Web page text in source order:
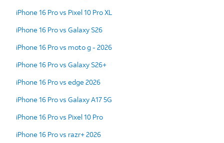
iPhone 16 Pro vs Pixel 10 Pro XL
iPhone 16 Pro vs Galaxy S26
iPhone 16 Pro vs moto g - 2026
iPhone 16 Pro vs Galaxy S26+
iPhone 16 Pro vs edge 2026
iPhone 16 Pro vs Galaxy A17 5G
iPhone 16 Pro vs Pixel 10 Pro
iPhone 16 Pro vs razr+ 2026